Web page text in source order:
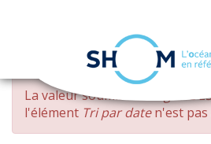
Aller
contenu
principal
MESSAGE
D'ERREUR
La valeur soumise changed
l'élément Tri par daten'est pas